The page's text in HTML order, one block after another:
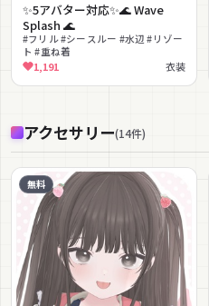
✨5アバター対応✨🌊 Wave
Splash 🌊
#フリル #シースルー #水辺 #リゾー
ト #重ね着
1,191 衣装
アクセサリー(14件)
無料